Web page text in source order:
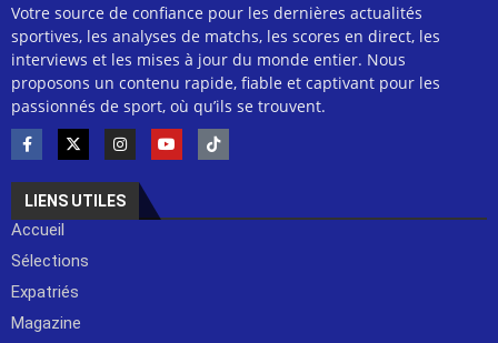
Votre source de confiance pour les dernières actualités
sportives, les analyses de matchs, les scores en direct, les
interviews et les mises à jour du monde entier. Nous
proposons un contenu rapide, fiable et captivant pour les
passionnés de sport, où qu’ils se trouvent.
LIENS UTILES
Accueil
Sélections
Expatriés
Magazine